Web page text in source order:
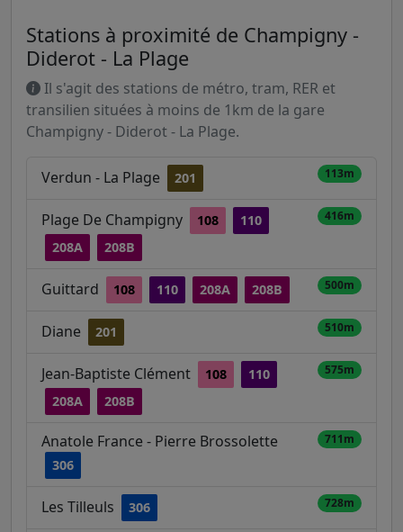
Stations à proximité de Champigny -
Diderot - La Plage
Il s'agit des stations de métro, tram, RER et
transilien situées à moins de 1km de la gare
Champigny - Diderot - La Plage.
Verdun - La Plage 201 113m
Plage De Champigny 108
110
208A
208B
416m
Guittard 108 110 208A 208B 500m
Diane 201 510m
Jean-Baptiste Clément 108
110
208A
208B
575m
Anatole France - Pierre Brossolette
306
711m
Les Tilleuls 306 728m